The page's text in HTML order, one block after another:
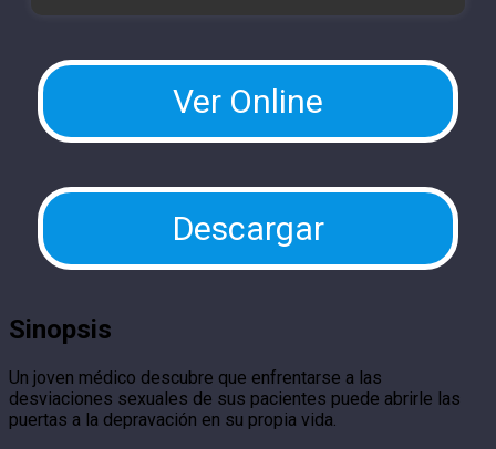
Ver Online
Descargar
Sinopsis
Un joven médico descubre que enfrentarse a las
desviaciones sexuales de sus pacientes puede abrirle las
puertas a la depravación en su propia vida.